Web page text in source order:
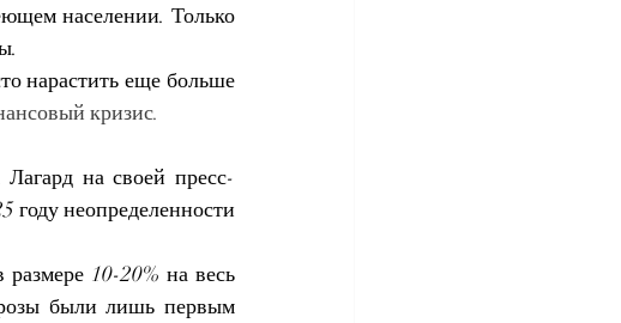
населении. Только
нарастить еще больше
кризис.
на своей пресс-
году неопределенности
размере 10-20% на весь
были лишь первым